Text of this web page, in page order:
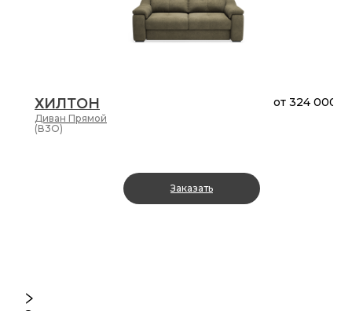
ХИЛТОН
Диван Прямой
от 324 000 ₽
(В3О)
Заказать